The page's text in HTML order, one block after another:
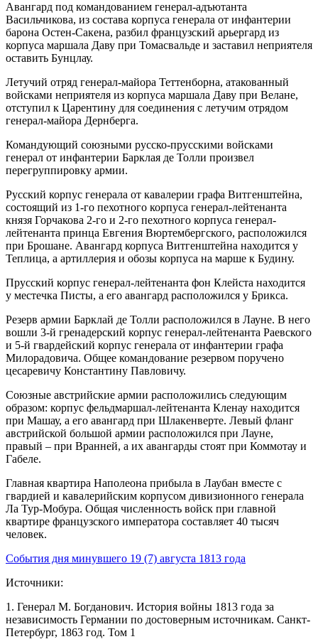
Авангард под командованием генерал-адъютанта
Васильчикова, из состава корпуса генерала от инфантерии
барона Остен-Сакена, разбил французский арьергард из
корпуса маршала Даву при Томасвальде и заставил неприятеля
оставить Бунцлау.
Летучий отряд генерал-майора Теттенборна, атакованный
войсками неприятеля из корпуса маршала Даву при Велане,
отступил к Царентину для соединения с летучим отрядом
генерал-майора Дернберга.
Командующий союзными русско-прусскими войсками
генерал от инфантерии Барклая де Толли произвел
перегруппировку армии.
Русский корпус генерала от кавалерии графа Витгенштейна,
состоящий из 1-го пехотного корпуса генерал-лейтенанта
князя Горчакова 2-го и 2-го пехотного корпуса генерал-
лейтенанта принца Евгения Вюртембергского, расположился
при Брошане. Авангард корпуса Витгенштейна находится у
Теплица, а артиллерия и обозы корпуса на марше к Будину.
Прусский корпус генерал-лейтенанта фон Клейста находится
у местечка Писты, а его авангард расположился у Брикса.
Резерв армии Барклай де Толли расположился в Лауне. В него
вошли 3-й гренадерский корпус генерал-лейтенанта Раевского
и 5-й гвардейский корпус генерала от инфантерии графа
Милорадовича. Общее командование резервом поручено
цесаревичу Константину Павловичу.
Союзные австрийские армии расположились следующим
образом: корпус фельдмаршал-лейтенанта Кленау находится
при Машау, а его авангард при Шлакенверте. Левый фланг
австрийской большой армии расположился при Лауне,
правый – при Вранней, а их авангарды стоят при Коммотау и
Габеле.
Главная квартира Наполеона прибыла в Лаубан вместе с
гвардией и кавалерийским корпусом дивизионного генерала
Ла Тур-Мобура. Общая численность войск при главной
квартире французского императора составляет 40 тысяч
человек.
События дня минувшего 19 (7) августа 1813 года
Источники:
1. Генерал М. Богданович. История войны 1813 года за
независимость Германии по достоверным источникам. Санкт-
Петербург, 1863 год. Том 1